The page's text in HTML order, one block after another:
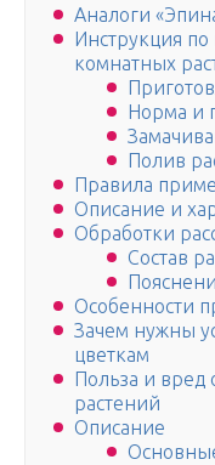
Аналоги
Инструкция
комнатных
Норма и
Полив
Правила
Описание и
Обработки
Состав
Особенности
Зачем нужны
цветкам
Польза и вред
растений
Описание